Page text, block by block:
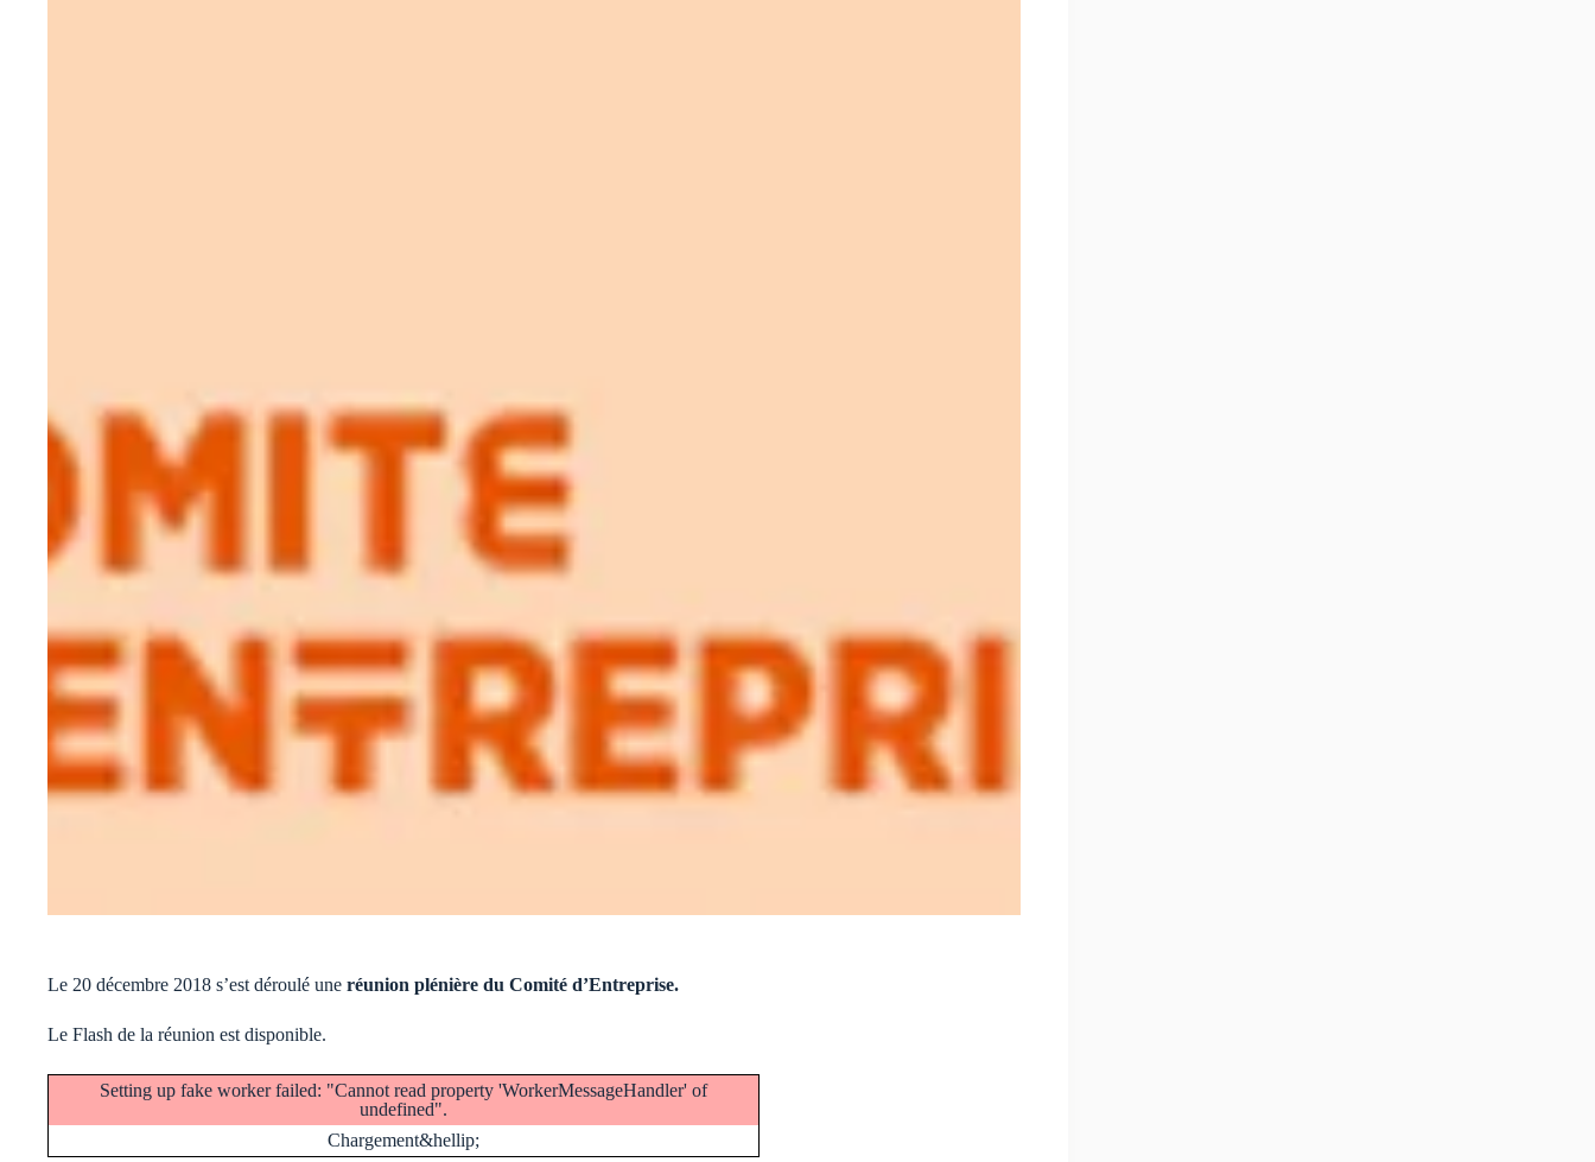
Le 20 décembre 2018 s’est déroulé une réunion plénière du Comité d’Entreprise.
Le Flash de la réunion est disponible.
Setting up fake worker failed: "Cannot read property 'WorkerMessageHandler' of
undefined".
Chargement&hellip;